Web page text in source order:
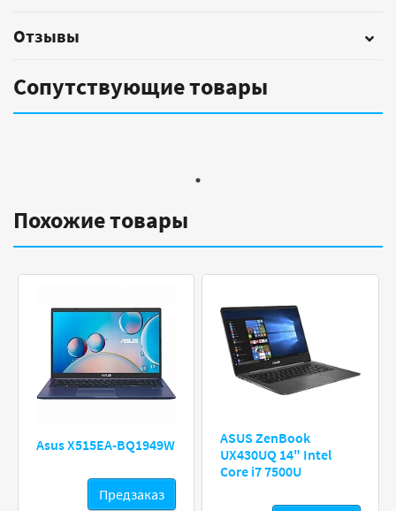
Отзывы
Сопутствующие товары
Похожие товары
Asus X515EA-BQ1949W
Предзаказ
ASUS ZenBook
UX430UQ 14" Intel
Core i7 7500U